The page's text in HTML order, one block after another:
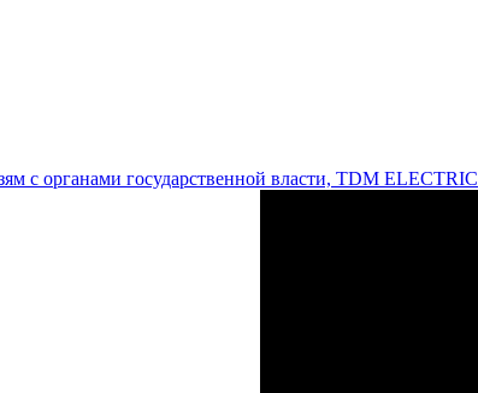
с органами государственной власти, TDM ELECTRIC